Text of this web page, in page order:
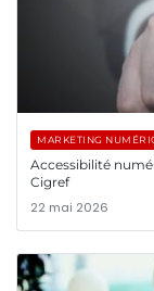
MARKETING
Accessibilité
Cigref
22 mai 2026